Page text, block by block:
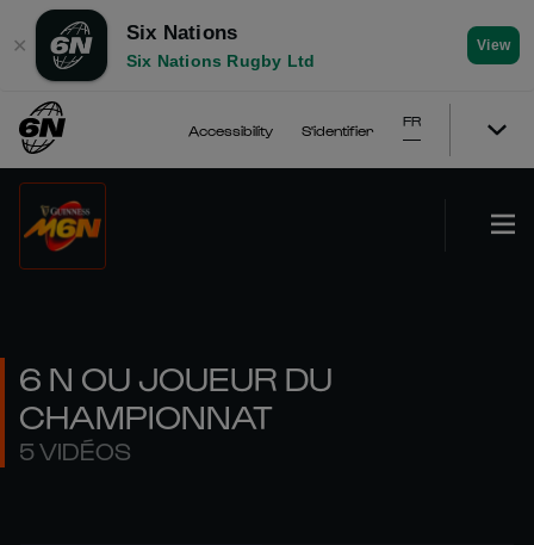
✕
Six Nations
Six Nations Rugby Ltd
View
Accessibility S'identifier
FR
6 N OU JOUEUR DU
CHAMPIONNAT
5 VIDÉOS